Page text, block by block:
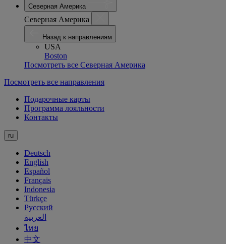
Северная Америка
Северная Америка
Назад к направлениям
USA
Boston
Посмотреть все Северная Америка
Посмотреть все направления
Подарочные карты
Программа лояльности
Контакты
ru
Deutsch
English
Español
Français
Indonesia
Türkçe
Русский
العربية
ไทย
中文